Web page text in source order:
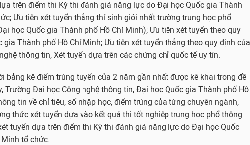
trên điểm thi Kỳ thi đánh giá năng lực do Đại học Quốc gia Thành
Ưu tiên xét tuyển thẳng thí sinh giỏi nhất trường trung học phổ
học Quốc gia Thành phố Hồ Chí Minh); Ưu tiên xét tuyển theo quy
gia Thành phố Hồ Chí Minh; Ưu tiên xét tuyển thẳng theo quy định của
thông tin, Xét tuyển dựa trên các chứng chỉ quốc tế uy tín.
bảng kê điểm trúng tuyển của 2 năm gần nhất được kê khai trong đề
Trường Đại học Công nghệ thông tin, Đại học Quốc gia Thành phố Hồ
tin về chỉ tiêu, số nhập học, điểm trúng của từng chuyên ngành,
thức xét tuyển dựa vào kết quả thi tốt nghiệp trung học phổ thông
tuyển dựa trên điểm thi Kỳ thi đánh giá năng lực do Đại học Quốc
tổ chức.